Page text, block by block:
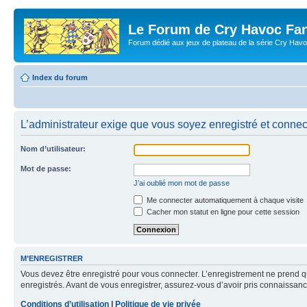
Le Forum de Cry Havoc
Forum dédié aux jeux de plateau de la série Cry
Index du forum
L’administrateur exige que vous soyez enregistré et
Nom d’utilisateur:
Mot de passe:
J’ai oublié mon mot de passe
Me connecter automatiquement à chaque visite
Cacher mon statut en ligne pour cette session
M’ENREGISTRER
Vous devez être enregistré pour vous connecter. L’enregistrement ne
enregistrés. Avant de vous enregistrer, assurez-vous d’avoir pris
Conditions d’utilisation
Politique de vie privée